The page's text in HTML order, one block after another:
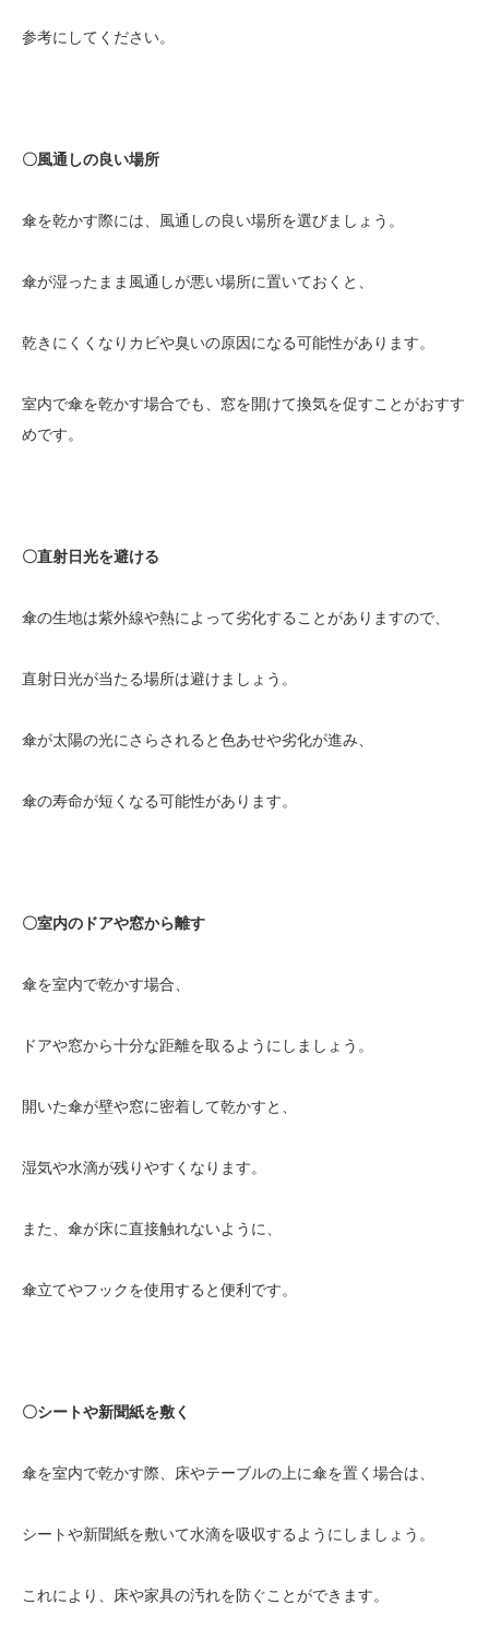
参考にしてください。
〇風通しの良い場所
傘を乾かす際には、風通しの良い場所を選びましょう。
傘が湿ったまま風通しが悪い場所に置いておくと、
乾きにくくなりカビや臭いの原因になる可能性があります。
室内で傘を乾かす場合でも、窓を開けて換気を促すことがおすす
めです。
〇直射日光を避ける
傘の生地は紫外線や熱によって劣化することがありますので、
直射日光が当たる場所は避けましょう。
傘が太陽の光にさらされると色あせや劣化が進み、
傘の寿命が短くなる可能性があります。
〇室内のドアや窓から離す
傘を室内で乾かす場合、
ドアや窓から十分な距離を取るようにしましょう。
開いた傘が壁や窓に密着して乾かすと、
湿気や水滴が残りやすくなります。
また、傘が床に直接触れないように、
傘立てやフックを使用すると便利です。
〇シートや新聞紙を敷く
傘を室内で乾かす際、床やテーブルの上に傘を置く場合は、
シートや新聞紙を敷いて水滴を吸収するようにしましょう。
これにより、床や家具の汚れを防ぐことができます。